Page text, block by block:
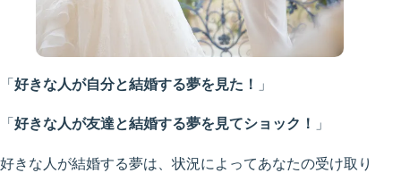
「好きな人が自分と結婚する夢を見た！ 」
「 好きな人が友達と結婚する夢を見てショック！ 」
好きな人が結婚する夢は、状況によってあなたの受け取り